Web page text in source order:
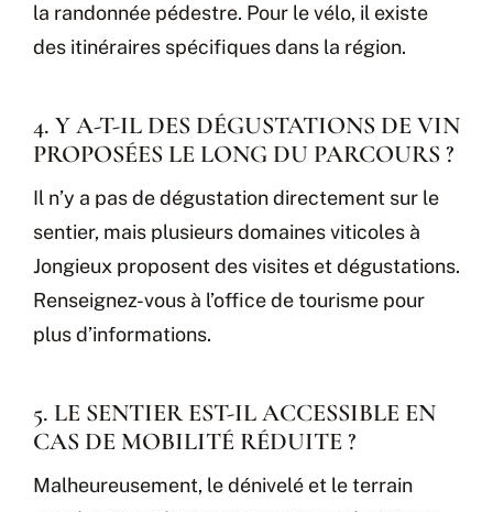
la randonnée pédestre. Pour le vélo, il existe
des itinéraires spécifiques dans la région.
4. Y A-T-IL DES DÉGUSTATIONS DE VIN
PROPOSÉES LE LONG DU PARCOURS ?
Il n’y a pas de dégustation directement sur le
sentier, mais plusieurs domaines viticoles à
Jongieux proposent des visites et dégustations.
Renseignez-vous à l’office de tourisme pour
plus d’informations.
5. LE SENTIER EST-IL ACCESSIBLE EN
CAS DE MOBILITÉ RÉDUITE ?
Malheureusement, le dénivelé et le terrain